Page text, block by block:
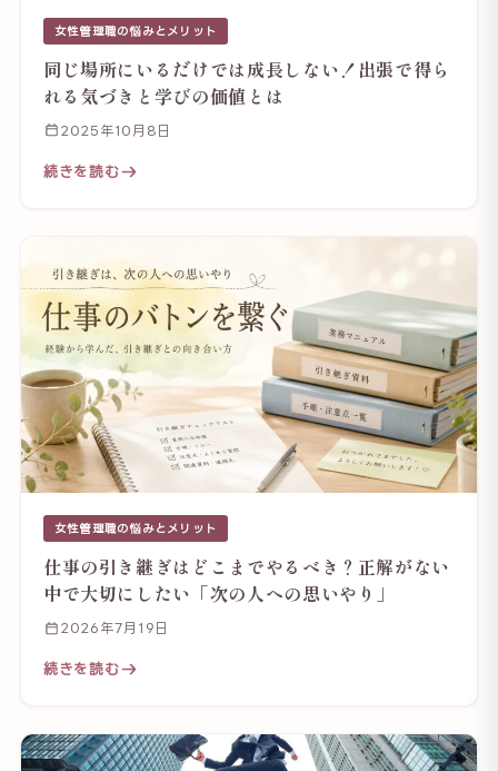
女性管理職の悩みとメリット
同じ場所にいるだけでは成長しない！出張で得ら
れる気づきと学びの価値とは
2025年10月8日
続きを読む
女性管理職の悩みとメリット
仕事の引き継ぎはどこまでやるべき？正解がない
中で大切にしたい「次の人への思いやり」
2026年7月19日
続きを読む